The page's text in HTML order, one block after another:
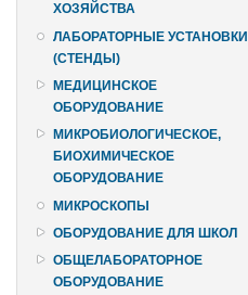
ХОЗЯЙСТВА
ЛАБОРАТОРНЫЕ УСТАНОВКИ
(СТЕНДЫ)
МЕДИЦИНСКОЕ
ОБОРУДОВАНИЕ
МИКРОБИОЛОГИЧЕСКОЕ,
БИОХИМИЧЕСКОЕ
ОБОРУДОВАНИЕ
МИКРОСКОПЫ
ОБОРУДОВАНИЕ ДЛЯ ШКОЛ
ОБЩЕЛАБОРАТОРНОЕ
ОБОРУДОВАНИЕ